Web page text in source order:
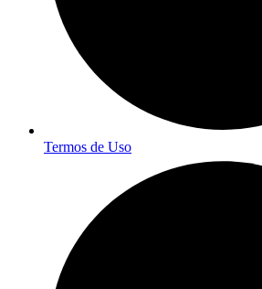
Termos de Uso